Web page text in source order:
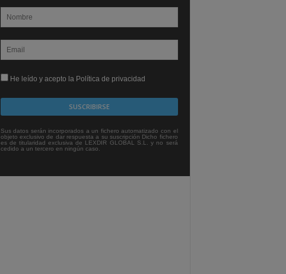
He leído y acepto la Política de privacidad
Sus datos serán incorporados a un fichero automatizado con el
objeto exclusivo de dar respuesta a su suscripción Dicho fichero
es de titularidad exclusiva de LEXDIR GLOBAL S.L. y no será
cedido a un tercero en ningún caso.